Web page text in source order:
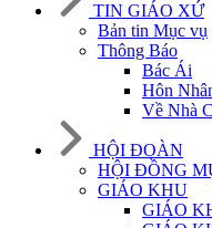
TIN GIÁO XỨ
Bản tin Mục vụ
Thông Báo
Bác Ái
Hôn
Về Nhà
HỘI ĐOÀN
HỘI ĐỒNG
GIÁO KHU
GIÁO